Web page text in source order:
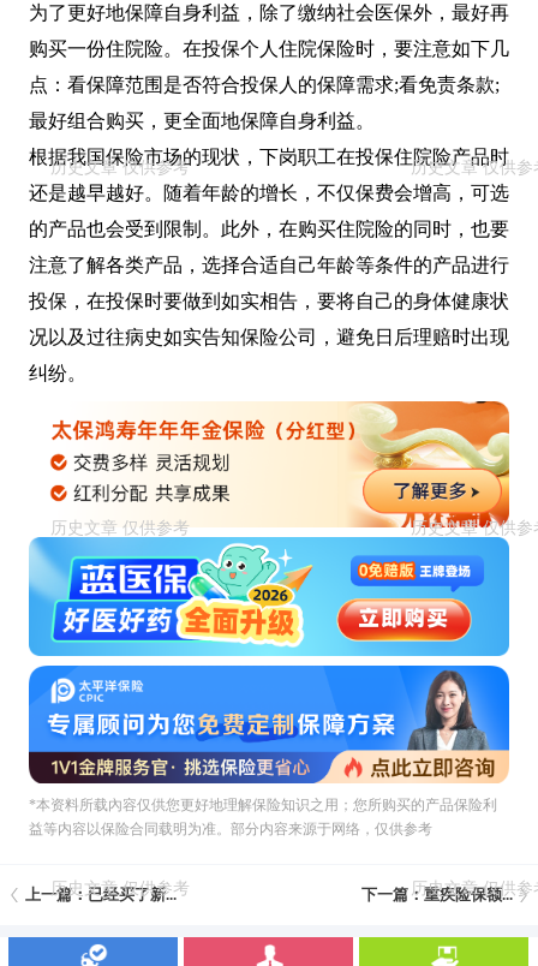
为了更好地保障自身利益，除了缴纳社会医保外，最好再
购买一份住院险。在投保个人住院保险时，要注意如下几
点：看保障范围是否符合投保人的保障需求;看免责条款;
最好组合购买，更全面地保障自身利益。
根据我国保险市场的现状，下岗职工在投保住院险产品时
还是越早越好。随着年龄的增长，不仅保费会增高，可选
的产品也会受到限制。此外，在购买住院险的同时，也要
注意了解各类产品，选择合适自己年龄等条件的产品进行
投保，在投保时要做到如实相告，要将自己的身体健康状
况以及过往病史如实告知保险公司，避免日后理赔时出现
纠纷。
*本资料所载內容仅供您更好地理解保险知识之用；您所购买的产品保险利
益等内容以保险合同载明为准。部分内容来源于网络，仅供参考
上一篇：已经买了新... 下一篇：重疾险保额...